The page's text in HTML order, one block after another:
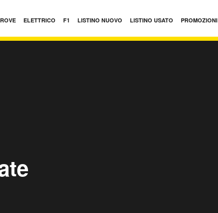
ELETTRICO F1 LISTINO NUOVO LISTINO USATO PROMOZIONI